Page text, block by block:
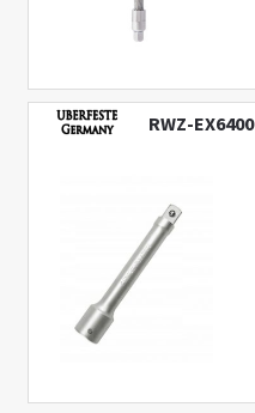
RWZ-EX6400